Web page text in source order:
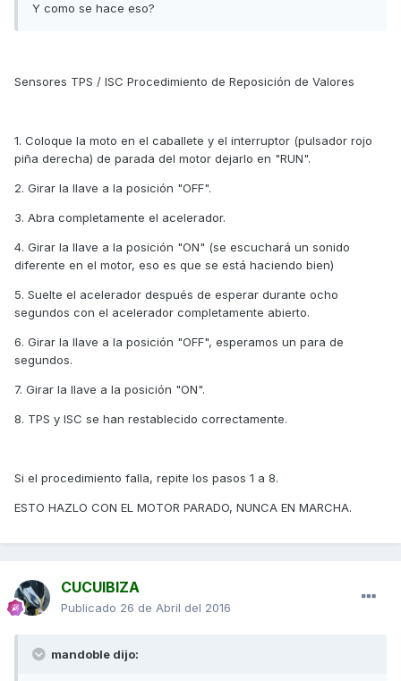
Y como se hace eso?
Sensores TPS / ISC Procedimiento de Reposición de Valores
1. Coloque la moto en el caballete y el interruptor (pulsador rojo
piña derecha) de parada del motor dejarlo en "RUN".
2. Girar la llave a la posición "OFF".
3. Abra completamente el acelerador.
4. Girar la llave a la posición "ON" (se escuchará un sonido
diferente en el motor, eso es que se está haciendo bien)
5. Suelte el acelerador después de esperar durante ocho
segundos con el acelerador completamente abierto.
6. Girar la llave a la posición "OFF", esperamos un para de
segundos.
7. Girar la llave a la posición "ON".
8. TPS y ISC se han restablecido correctamente.
Si el procedimiento falla, repite los pasos 1 a 8.
ESTO HAZLO CON EL MOTOR PARADO, NUNCA EN MARCHA.
CUCUIBIZA
Publicado 26 de Abril del 2016
mandoble dijo: